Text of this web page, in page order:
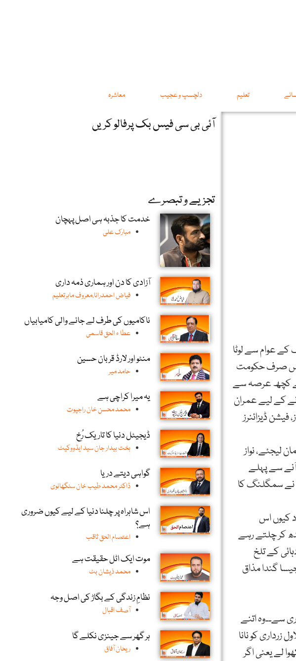
تعلیم دلچسپ و عجیب معاشرہ
عوام سے لوٹا
بس صرف حکومت
کچھ عرصہ سے
کے لیے عمران
ڈیزائنرز
لیجئے، نواز
آنے سے پہلے
نے سمگلنگ کا
کیوں اس
کر چلتے رہے
کے تلخ
گندا مذاق
سے۔۔وہ اتنے
کو نانا
لے یعنی اگر
آئی بی سی فیس بک پرفالو کریں
تجزیے و تبصرے
خدمت کا جذبہ ہی اصل پہچان
مبارک علی
آزادی کا دن اور ہماری ذمہ داری
فیاض احمدرانا،معروف ماہرتعلیم
ناکامیوں کی طرف لے جانے والی کامیابیاں
عطا ء الحق قاسمی
منٹو اور لارڈ قربان حسین
حامد میر
یہ میرا کراچی ہے
محمد محسن خان راجپوت
ڈیجیٹل دنیا کا تاریک رُخ
بخت بیدار جان سید ایڈووکیٹ
گواہی دیتے دریا
ڈاکٹر محمد طیب خان سنگھانوی
اس شاہراہ پر چلنا دنیا کے لیے کیوں ضروری
ہے؟
اعتصام الحق ثاقب
موت ایک اٹل حقیقت ہے
محمد ذیشان بٹ
نظامِ زندگی کے بگاڑ کی اصل وجہ
آصف اقبال
ہر گھر سے جینزی نکلے گا
ریحان آفاق